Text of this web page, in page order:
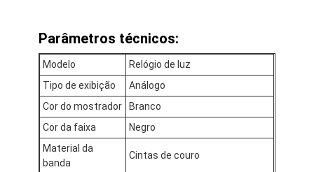
Visita à fábrica
Controle de qualidade
Contate-nos
Notícias
Parâmetros técnicos:
Modelo
Relógio de luz
Tipo de exibição
Análogo
Cor do mostrador
Branco
Cor da faixa
Negro
Material da
banda
Cintas de couro